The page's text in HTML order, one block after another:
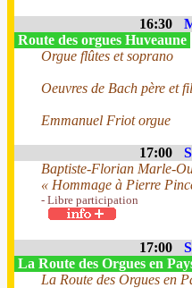
16:30
Route des orgues Huveaune
Orgue flûtes et soprano
Oeuvres de Bach père et
Emmanuel Friot orgue
17:00
Baptiste-Florian Marle-
« Hommage à Pierre
- Libre participation
17:00
La Route des Orgues en
La Route des Orgues en